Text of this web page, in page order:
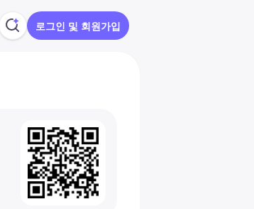
로그인 및 회원가입